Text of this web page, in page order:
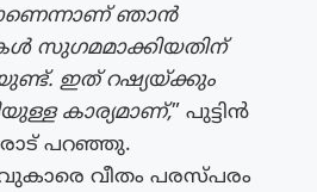
ഞാൻ
സുഗമമാക്കിയതിന്
ഇത് റഷ്യയ്ക്കും
കാര്യമാണ്,” പുട്ടിൻ
പറഞ്ഞു.
വീതം പരസ്‌പരം